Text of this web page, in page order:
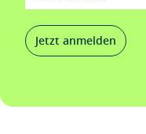
Jetzt anmelden